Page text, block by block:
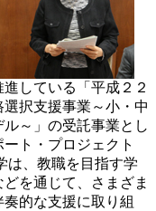
している「平成２２
択支援事業～小・中
～」の受託事業とし
ト・プロジェクト
は、教職を目指す学
を通じて、さまざま
的な支援に取り組